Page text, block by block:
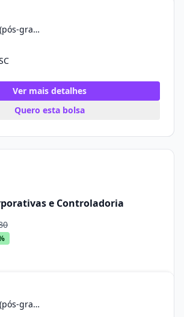
Especialização (pós-graduação)
Ver mais detalhes
Quero esta bolsa
e Controladoria
Especialização (pós-graduação)